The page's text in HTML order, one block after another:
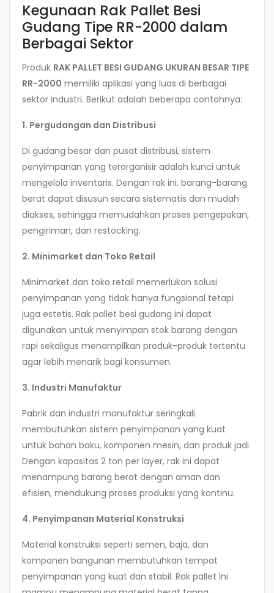
Kegunaan Rak Pallet Besi
Gudang Tipe RR-2000 dalam
Berbagai Sektor
Produk RAK PALLET BESI GUDANG UKURAN BESAR TIPE
RR-2000 memiliki aplikasi yang luas di berbagai
sektor industri. Berikut adalah beberapa contohnya:
1. Pergudangan dan Distribusi
Di gudang besar dan pusat distribusi, sistem
penyimpanan yang terorganisir adalah kunci untuk
mengelola inventaris. Dengan rak ini, barang-barang
berat dapat disusun secara sistematis dan mudah
diakses, sehingga memudahkan proses pengepakan,
pengiriman, dan restocking.
2. Minimarket dan Toko Retail
Minimarket dan toko retail memerlukan solusi
penyimpanan yang tidak hanya fungsional tetapi
juga estetis. Rak pallet besi gudang ini dapat
digunakan untuk menyimpan stok barang dengan
rapi sekaligus menampilkan produk-produk tertentu
agar lebih menarik bagi konsumen.
3. Industri Manufaktur
Pabrik dan industri manufaktur seringkali
membutuhkan sistem penyimpanan yang kuat
untuk bahan baku, komponen mesin, dan produk jadi.
Dengan kapasitas 2 ton per layer, rak ini dapat
menampung barang berat dengan aman dan
efisien, mendukung proses produksi yang kontinu.
4. Penyimpanan Material Konstruksi
Material konstruksi seperti semen, baja, dan
komponen bangunan membutuhkan tempat
penyimpanan yang kuat dan stabil. Rak pallet ini